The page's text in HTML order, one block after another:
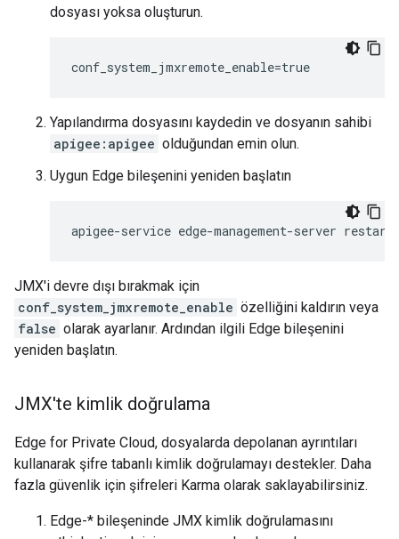
dosyası yoksa oluşturun.
conf_system_jmxremote_enable=true
Yapılandırma dosyasını kaydedin ve dosyanın sahibi
apigee:apigee olduğundan emin olun.
Uygun Edge bileşenini yeniden başlatın
apigee-service edge-management-server restart
JMX'i devre dışı bırakmak için
conf_system_jmxremote_enable özelliğini kaldırın veya
false olarak ayarlanır. Ardından ilgili Edge bileşenini
yeniden başlatın.
JMX'te kimlik doğrulama
Edge for Private Cloud, dosyalarda depolanan ayrıntıları
kullanarak şifre tabanlı kimlik doğrulamayı destekler. Daha
fazla güvenlik için şifreleri Karma olarak saklayabilirsiniz.
Edge-* bileşeninde JMX kimlik doğrulamasını